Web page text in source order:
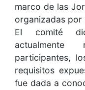
marco de las
organizadas por
El comité
participantes,
requisitos
fue dada a